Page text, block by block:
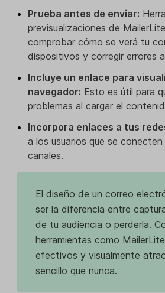
Prueba antes de enviar:
previsualizaciones de
comprobar cómo se verá tu
dispositivos y corregir errores
Incluye un enlace para
navegador: Esto es útil para
problemas al cargar el
Incorpora enlaces a tus
a los usuarios que se
canales.
El diseño de un correo
ser la diferencia entre
de tu audiencia o perderla.
herramientas como
efectivos y visualmente
sencillo que nunca.